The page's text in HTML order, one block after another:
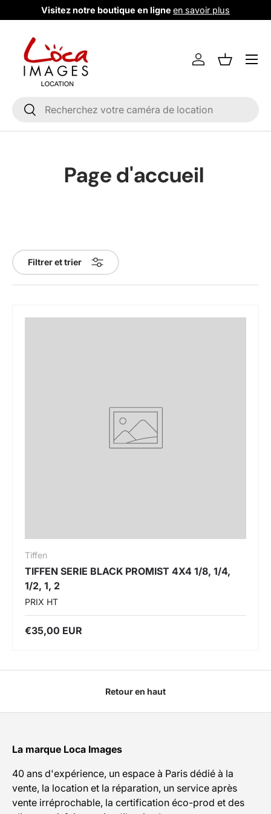
Aller au contenu
Visitez notre boutique en ligne en savoir plus
Recherche
Rechercher
Se connecter
Liste de
Menu
Page d'accueil
Filtrer et trier
Tiffen
TIFFEN SERIE BLACK PROMIST 4X4 1/8, 1/4,
1/2, 1, 2
PRIX HT
€35,00 EUR
Retour en haut
La marque Loca Images
40 ans d'expérience, un espace à Paris dédié à la
vente, la location et la réparation, un service après
vente irréprochable, la certification éco-prod et des